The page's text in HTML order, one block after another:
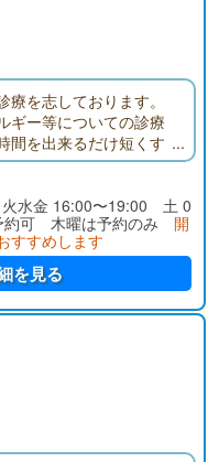
を志しております。
ギー等についての診療
間を出来るだけ短くす
ります。
水金 16:00〜19:00 土 0
可 木曜は予約のみ 開
すすめします
を見る